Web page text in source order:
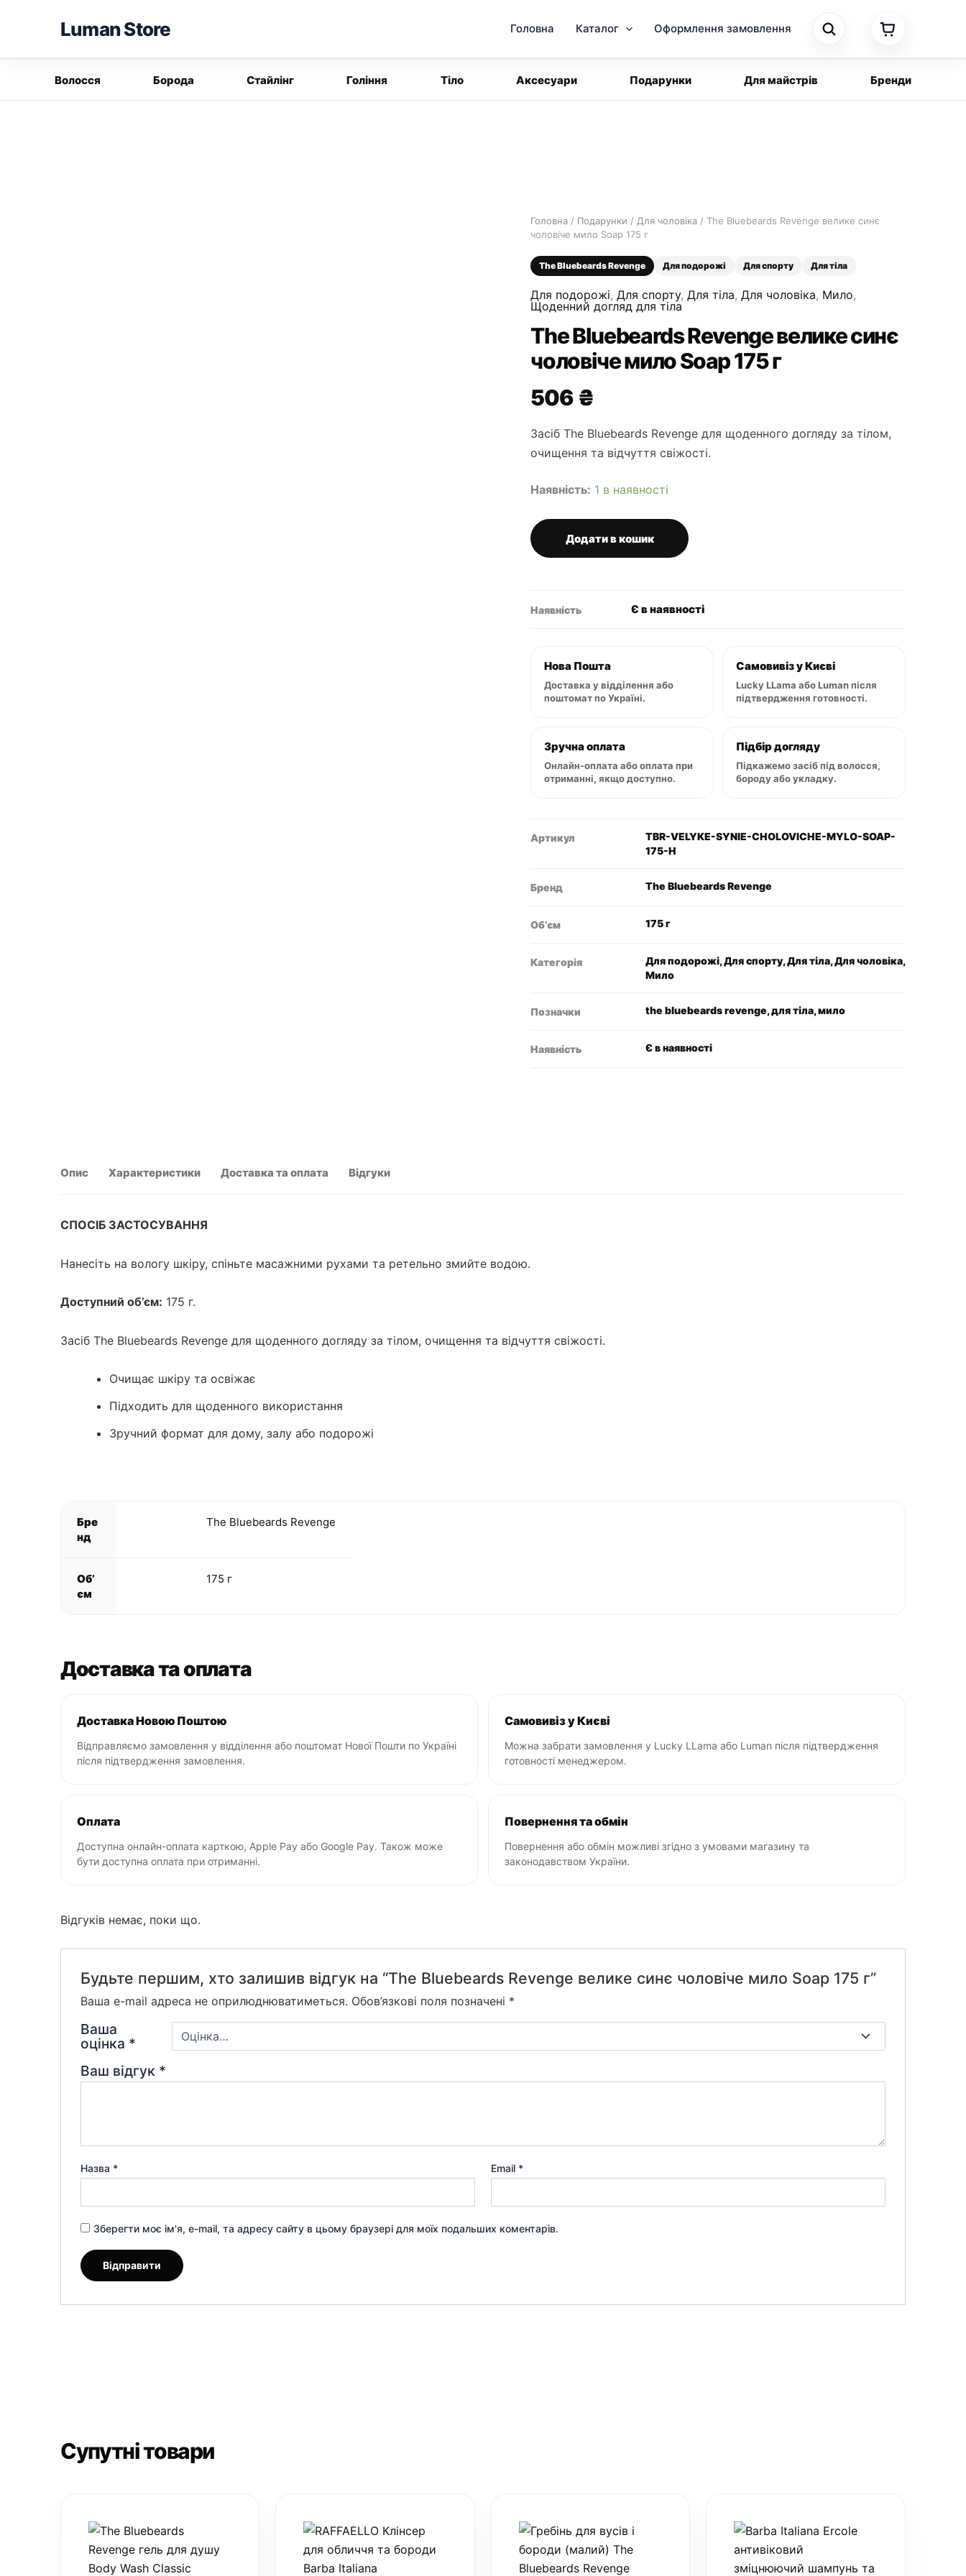
Luman Store Головна Каталог Оформлення замовлення
Волосся Борода Стайлінг Гоління Тіло Аксесуари Подарунки Для майстрів Бренди
Головна / Подарунки / Для чоловіка / The Bluebeards Revenge велике синє
чоловіче мило Soap 175 г
The Bluebeards Revenge Для подорожі Для спорту Для тіла
Для подорожі,Для спорту,Для тіла,Для чоловіка, Мило,
Щоденний догляд для тіла
The Bluebeards Revenge велике синє
чоловіче мило Soap 175 г
506 ₴
Засіб The Bluebeards Revenge для щоденного догляду за тілом,
очищення та відчуття свіжості.
Наявність: 1 в наявності
The
синє
175
кількість
Додати в кошик
Наявність Є в наявності
Нова Пошта
Доставка у відділення або
поштомат по Україні.
Самовивіз у Києві
Lucky LLama або Luman після
підтвердження готовності.
Зручна оплата
Онлайн-оплата або оплата при
отриманні, якщо доступно.
Підбір догляду
Підкажемо засіб під волосся,
бороду або укладку.
Артикул
TBR-VELYKE-SYNIE-CHOLOVICHE-MYLO-SOAP-
175-H
Бренд The Bluebeards Revenge
Обʼєм 175 г
Категорія
Для подорожі, Для спорту, Для тіла, Для чоловіка,
Мило
Позначки the bluebeards revenge, для тіла, мило
Наявність Є в наявності
Опис Характеристики Доставка та оплата Відгуки
СПОСІБ ЗАСТОСУВАННЯ
Нанесіть на вологу шкіру, спіньте масажними рухами та ретельно змийте водою.
Доступний об’єм: 175 г.
Засіб The Bluebeards Revenge для щоденного догляду за тілом, очищення та відчуття свіжості.
Очищає шкіру та освіжає
Підходить для щоденного використання
Зручний формат для дому, залу або подорожі
Бре
нд
The Bluebeards Revenge
Об’
єм
175 г
Доставка та оплата
Доставка Новою Поштою
Відправляємо замовлення у відділення або поштомат Нової Пошти по Україні
після підтвердження замовлення.
Самовивіз у Києві
Можна забрати замовлення у Lucky LLama або Luman після підтвердження
готовності менеджером.
Оплата
Доступна онлайн-оплата карткою, Apple Pay або Google Pay. Також може
бути доступна оплата при отриманні.
Повернення та обмін
Повернення або обмін можливі згідно з умовами магазину та
законодавством України.
Відгуків немає, поки що.
Будьте першим, хто залишив відгук на “The Bluebeards Revenge велике синє чоловіче мило Soap 175 г”
Ваша e-mail адреса не оприлюднюватиметься. Обов’язкові поля позначені *
Ваша
оцінка *
Ваш відгук *
Назва * Email *
Зберегти моє ім'я, e-mail, та адресу сайту в цьому браузері для моїх подальших коментарів.
Супутні товари